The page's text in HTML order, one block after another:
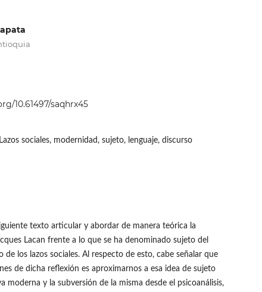
10.61497/saqhrx45
Lazos sociales, modernidad, sujeto, lenguaje, discurso
texto articular y abordar de manera teórica la
Lacan frente a lo que se ha denominado sujeto del
de los lazos sociales. Al respecto de esto, cabe señalar que
de dicha reflexión es aproximarnos a esa idea de sujeto
moderna y la subversión de la misma desde el psicoanálisis,